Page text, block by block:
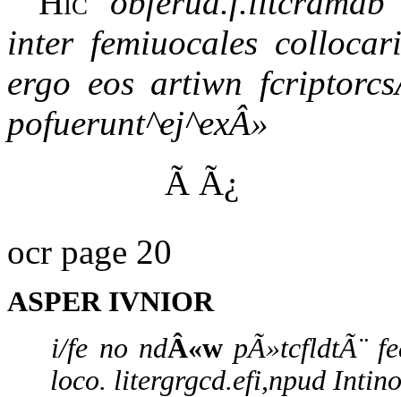
inter femiuocales
ergo eos artiwn
pofuerunt^ej^exÂ»
Ã Ã¿
ocr page 20
ASPER IVNIOR
i/fe no ndÂ«w pÃ»tcfldtÃ¨
loco. litergrgcd.efi,npud